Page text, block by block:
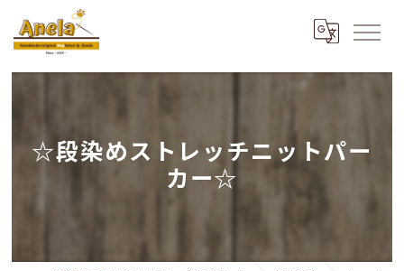
☆段染めストレッチニットパー
カー☆